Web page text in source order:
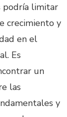
podría limitar
crecimiento y
en el
Es
un
las
y